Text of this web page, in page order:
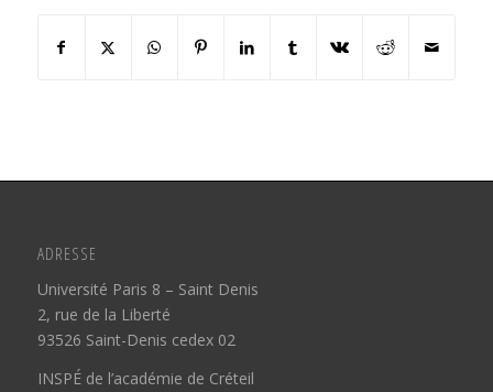
ADRESSE
Université Paris 8 – Saint Denis
2, rue de la Liberté
93526 Saint-Denis cedex 02
INSPÉ de l’académie de Créteil